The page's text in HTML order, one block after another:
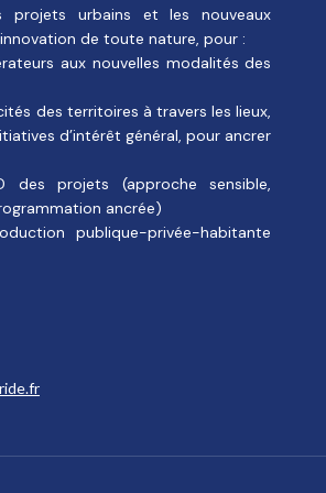
projets urbains et les nouveaux
de toute nature, pour :
aux nouvelles modalités des
des territoires à travers les lieux,
d’intérêt général, pour ancrer
des projets (approche sensible,
ancrée)
publique-privée-habitante